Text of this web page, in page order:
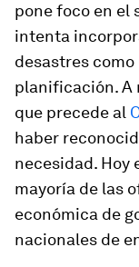
pone foco en el
intenta
desastres
planificación. A
que precede al
haber
necesidad. Hoy
mayoría de las
económica de
nacionales de